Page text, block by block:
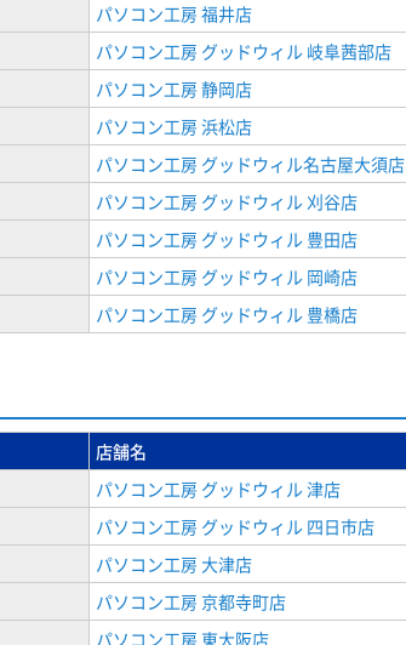
パソコン工房 福井店
パソコン工房 グッドウィル 岐阜茜部店
パソコン工房 静岡店
パソコン工房 浜松店
パソコン工房 グッドウィル名古屋大須店
パソコン工房 グッドウィル 刈谷店
パソコン工房 グッドウィル 豊田店
パソコン工房 グッドウィル 岡崎店
パソコン工房 グッドウィル 豊橋店
店舗名
パソコン工房 グッドウィル 津店
パソコン工房 グッドウィル 四日市店
パソコン工房 大津店
パソコン工房 京都寺町店
パソコン工房 東大阪店